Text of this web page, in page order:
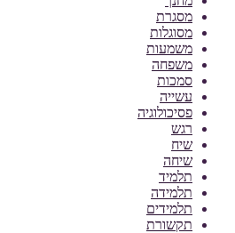
מסגרת
מסוגלות
משמעות
משפחה
סמכות
עשייה
פסיכולוגיה
רגש
שיח
שיחה
תלמיד
תלמידה
תלמידים
תקשורת